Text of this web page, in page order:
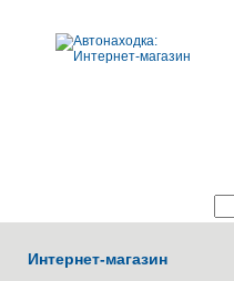
Интернет-магазин